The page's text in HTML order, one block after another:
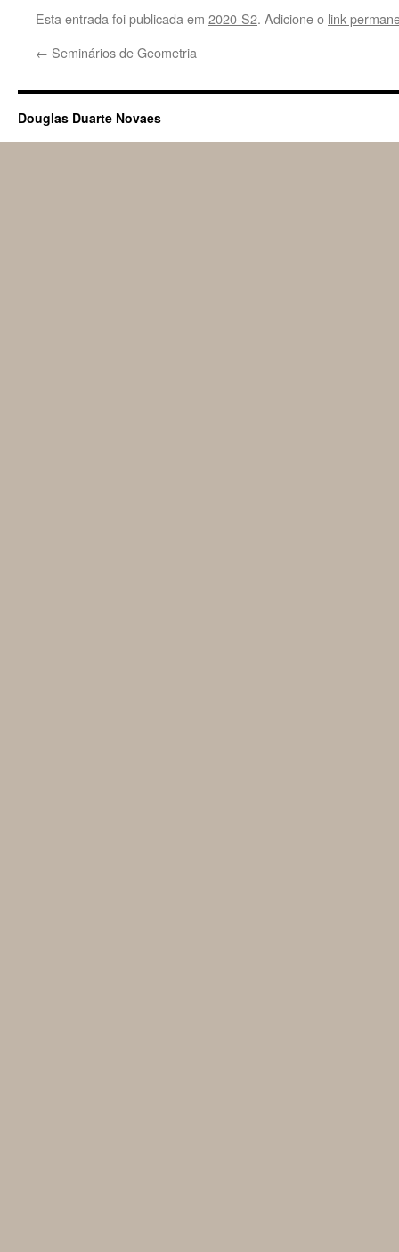
Esta entrada foi publicada em 2020-S2. Adicione o link
← Seminários de Geometria
Douglas Duarte Novaes